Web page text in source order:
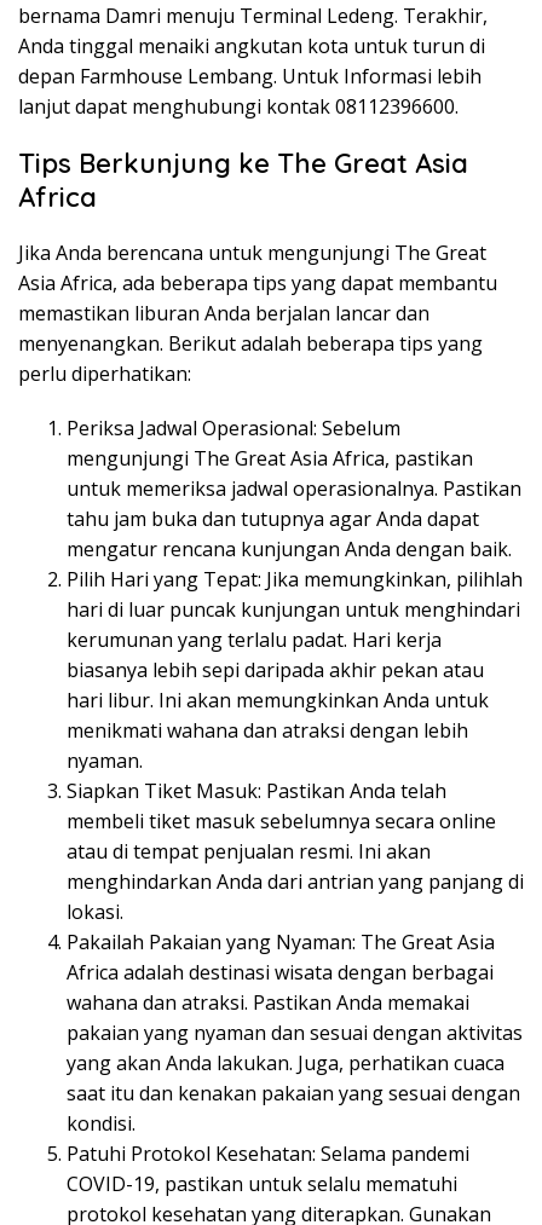
bernama Damri menuju Terminal Ledeng. Terakhir,
Anda tinggal menaiki angkutan kota untuk turun di
depan Farmhouse Lembang. Untuk Informasi lebih
lanjut dapat menghubungi kontak 08112396600.
Tips Berkunjung ke The Great Asia
Africa
Jika Anda berencana untuk mengunjungi The Great
Asia Africa, ada beberapa tips yang dapat membantu
memastikan liburan Anda berjalan lancar dan
menyenangkan. Berikut adalah beberapa tips yang
perlu diperhatikan:
Periksa Jadwal Operasional: Sebelum
mengunjungi The Great Asia Africa, pastikan
untuk memeriksa jadwal operasionalnya. Pastikan
tahu jam buka dan tutupnya agar Anda dapat
mengatur rencana kunjungan Anda dengan baik.
Pilih Hari yang Tepat: Jika memungkinkan, pilihlah
hari di luar puncak kunjungan untuk menghindari
kerumunan yang terlalu padat. Hari kerja
biasanya lebih sepi daripada akhir pekan atau
hari libur. Ini akan memungkinkan Anda untuk
menikmati wahana dan atraksi dengan lebih
nyaman.
Siapkan Tiket Masuk: Pastikan Anda telah
membeli tiket masuk sebelumnya secara online
atau di tempat penjualan resmi. Ini akan
menghindarkan Anda dari antrian yang panjang di
lokasi.
Pakailah Pakaian yang Nyaman: The Great Asia
Africa adalah destinasi wisata dengan berbagai
wahana dan atraksi. Pastikan Anda memakai
pakaian yang nyaman dan sesuai dengan aktivitas
yang akan Anda lakukan. Juga, perhatikan cuaca
saat itu dan kenakan pakaian yang sesuai dengan
kondisi.
Patuhi Protokol Kesehatan: Selama pandemi
COVID-19, pastikan untuk selalu mematuhi
protokol kesehatan yang diterapkan. Gunakan